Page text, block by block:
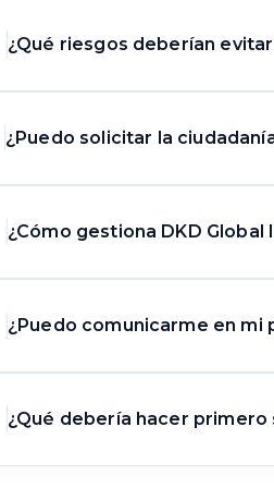
profesionalmente. DKD Global
velocidad y reduzca fricción
específicos según el lugar
real. Un perfil de inversor sólido
mejor cuando la coordinación
expediente se mantenga
La política de doble ciudadanía
trate una segunda nacionalidad.
debe presentarse con claridad,
debe sentirse estable y
el caso se mantenga sólido bajo
¿Qué riesgos deberían
El mayor riesgo es presentar
expediente débil puede hacerte
transacciones. Los riesgos
información personal no
mínimo de papeles. DKD
¿Puedo solicitar la
Las solicitudes de ciudadanía
problemas. Un expediente
protege los tiempos y reduce la
suelen trabajar con asesores
profesional para que evites los
¿Cómo gestiona DKD
DKD Global opera desde EE.
verificable y lista para revisión
positivo mediante una
¿Puedo comunicarme en
Sí, la comunicación puede
¿Qué debería hacer